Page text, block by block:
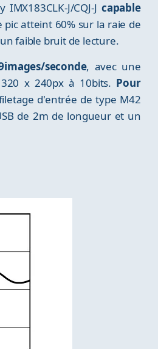
J/CQJ-J capable
pic atteint 60% sur la raie de
faible bruit de lecture.
seconde, avec une
x 240px à 10bits. Pour
d'entrée de type M42
de 2m de longueur et un